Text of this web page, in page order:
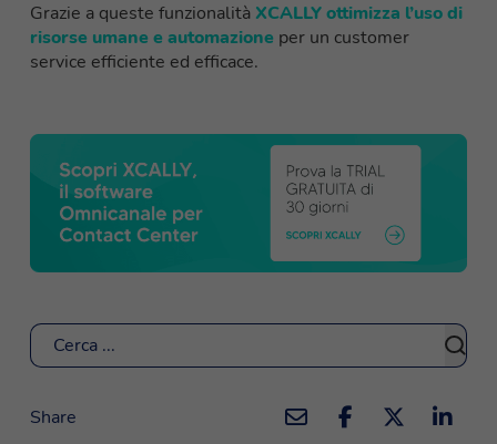
Grazie a queste funzionalità XCALLY ottimizza l’uso di
risorse umane e automazione per un customer
service efficiente ed efficace.
Cerca
Share